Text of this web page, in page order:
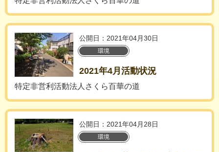
公開日：2021年04月30日
環境
2021年4月活動状況
特定非営利活動法人さくら百華の道
公開日：2021年04月28日
環境